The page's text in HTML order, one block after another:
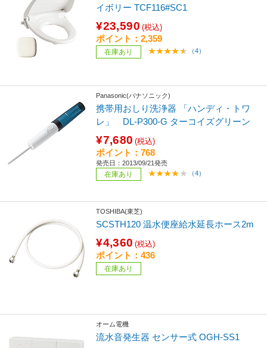
イボリー TCF116#SC1
¥23,590 (税込)
ポイント：2,359
在庫あり （4）
Panasonic(パナソニック)
携帯用おしり洗浄器 「ハンディ・トワ
レ」 DL-P300-G ターコイズグリーン
¥7,680 (税込)
ポイント：768
発売日：2013/09/21発売
在庫あり （4）
TOSHIBA(東芝)
SCSTH120 温水便座給水延長ホース2m
¥4,360 (税込)
ポイント：436
在庫あり
オーム電機
流水音発生器 センサー式 OGH-SS1